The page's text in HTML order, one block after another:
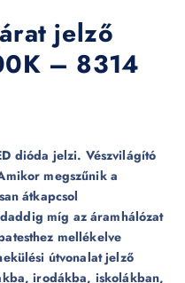
jelző
– 8314
dióda jelzi. Vészvilágító
megszűnik a
átkapcsol
míg az áramhálózat
mellékelve
útvonalat jelző
irodákba, iskolákban,